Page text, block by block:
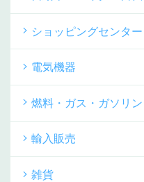
ショッピングセンタ
電気機器
燃料・ガス・ガソリン
輸入販売
雑貨